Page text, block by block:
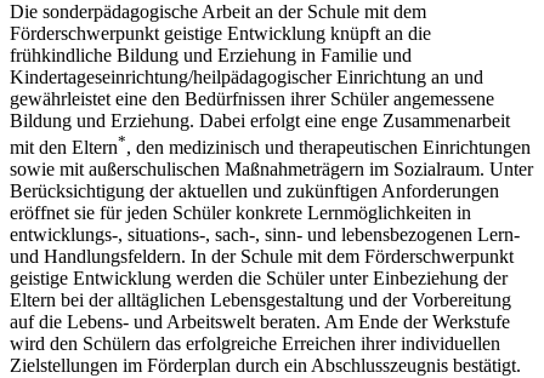
Die sonderpädagogische Arbeit an der Schule mit dem
Förderschwerpunkt geistige Entwicklung knüpft an die
frühkindliche Bildung und Erziehung in Familie und
Kindertageseinrichtung/heilpädagogischer Einrichtung an und
gewährleistet eine den Bedürfnissen ihrer Schüler angemessene
Bildung und Erziehung. Dabei erfolgt eine enge Zusammenarbeit
mit den Eltern*, den medizinisch und therapeutischen Einrichtungen
sowie mit außerschulischen Maßnahmeträgern im Sozialraum. Unter
Berücksichtigung der aktuellen und zukünftigen Anforderungen
eröffnet sie für jeden Schüler konkrete Lernmöglichkeiten in
entwicklungs-, situations-, sach-, sinn- und lebensbezogenen Lern-
und Handlungsfeldern. In der Schule mit dem Förderschwerpunkt
geistige Entwicklung werden die Schüler unter Einbeziehung der
Eltern bei der alltäglichen Lebensgestaltung und der Vorbereitung
auf die Lebens- und Arbeitswelt beraten. Am Ende der Werkstufe
wird den Schülern das erfolgreiche Erreichen ihrer individuellen
Zielstellungen im Förderplan durch ein Abschlusszeugnis bestätigt.